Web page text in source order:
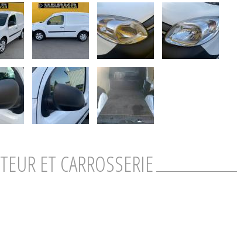
ET CARROSSERIE